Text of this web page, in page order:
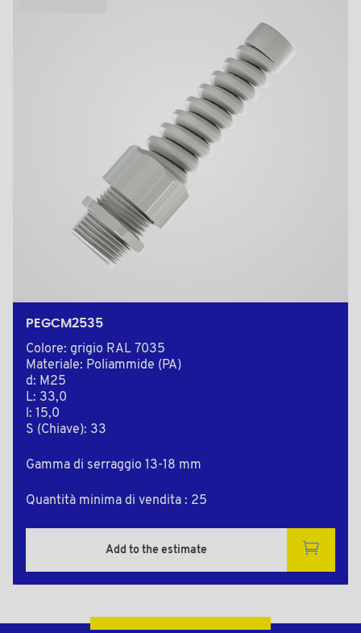
PEGCM2535
Colore: grigio RAL 7035
Materiale: Poliammide (PA)
d: M25
L: 33,0
l: 15,0
S (Chiave): 33
Gamma di serraggio 13-18 mm
Quantità minima di vendita : 25
Add to the estimate